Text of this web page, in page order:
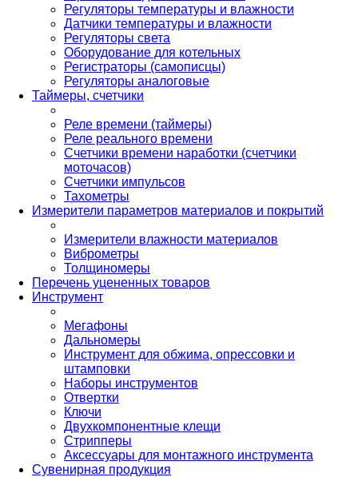
Регуляторы температуры и влажности
Датчики температуры и влажности
Регуляторы света
Оборудование для котельных
Регистраторы (самописцы)
Регуляторы аналоговые
Таймеры, счетчики
Реле времени (таймеры)
Реле реального времени
Счетчики времени наработки (счетчики
моточасов)
Счетчики импульсов
Тахометры
Измерители параметров материалов и покрытий
Измерители влажности материалов
Виброметры
Толщиномеры
Перечень уцененных товаров
Инструмент
Мегафоны
Дальномеры
Инструмент для обжима, опрессовки и
штамповки
Наборы инструментов
Отвертки
Ключи
Двухкомпонентные клещи
Стрипперы
Аксессуары для монтажного инструмента
Сувенирная продукция